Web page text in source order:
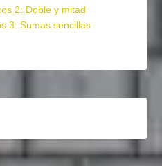
2: Doble y mitad
3: Sumas sencillas